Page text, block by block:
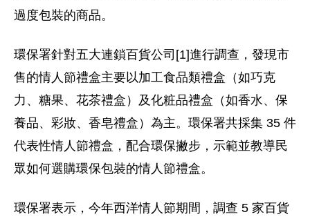
過度包裝的商品。
環保署針對五大連鎖百貨公司[1]進行調查，發現市
售的情人節禮盒主要以加工食品類禮盒（如巧克
力、糖果、花茶禮盒）及化粧品禮盒（如香水、保
養品、彩妝、香皂禮盒）為主。環保署共採集 35 件
代表性情人節禮盒，配合環保撇步，示範並教導民
眾如何選購環保包裝的情人節禮盒。
環保署表示，今年西洋情人節期間，調查 5 家百貨